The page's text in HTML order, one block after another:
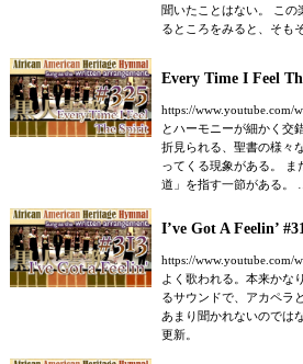
聞いたことはない。 この
るところをみると、そも
Every Time I Feel
https://www.youtube.com/
とハーモニーが細かく交
折見られる、聖書の様々
ってくる現象がある。 ま
道」を指す一節がある。
I’ve Got A Feelin’
https://www.youtube.com/
よく歌われる。本来かな
るサウンドで、アカペラ
あまり聞かれないのでは
更新。